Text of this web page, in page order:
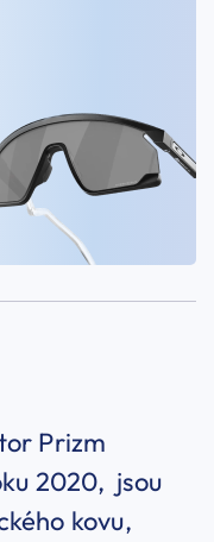
Prizm
2020, jsou
kovu,